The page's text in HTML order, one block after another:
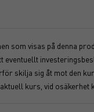
som visas på denna
skilja sig åt mot den
kurs, vid